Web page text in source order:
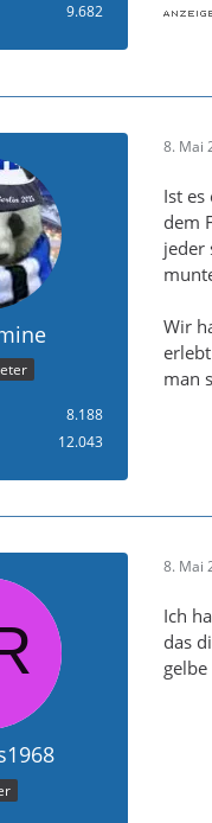
9.682
8.188
12.043
8. Mai
Ist
dem
jeder
Wir
man
8. Mai
Ich
das